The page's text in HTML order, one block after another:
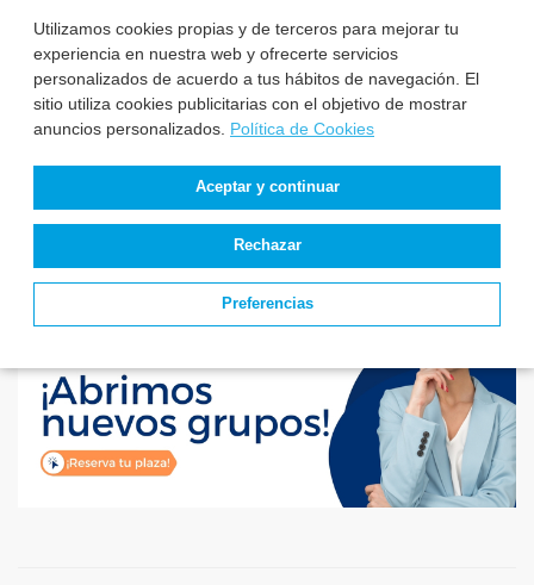
Utilizamos cookies propias y de terceros para mejorar tu
experiencia en nuestra web y ofrecerte servicios
personalizados de acuerdo a tus hábitos de navegación. El
sitio utiliza cookies publicitarias con el objetivo de mostrar
anuncios personalizados. Política de Cookies
Aceptar y continuar
Rechazar
Preferencias
Estado de
convocatorias y
plazas de TCAE –
Auxiliar de Enfer...